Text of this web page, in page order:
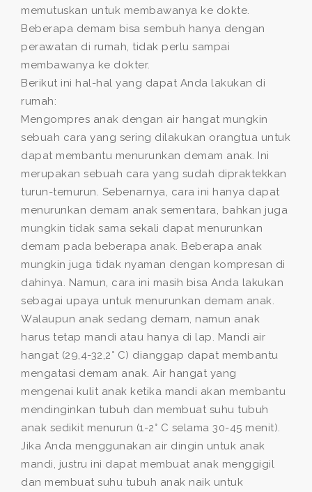
memutuskan untuk membawanya ke dokte.
Beberapa demam bisa sembuh hanya dengan
perawatan di rumah, tidak perlu sampai
membawanya ke dokter.
Berikut ini hal-hal yang dapat Anda lakukan di
rumah:
Mengompres anak dengan air hangat mungkin
sebuah cara yang sering dilakukan orangtua untuk
dapat membantu menurunkan demam anak. Ini
merupakan sebuah cara yang sudah dipraktekkan
turun-temurun. Sebenarnya, cara ini hanya dapat
menurunkan demam anak sementara, bahkan juga
mungkin tidak sama sekali dapat menurunkan
demam pada beberapa anak. Beberapa anak
mungkin juga tidak nyaman dengan kompresan di
dahinya. Namun, cara ini masih bisa Anda lakukan
sebagai upaya untuk menurunkan demam anak.
Walaupun anak sedang demam, namun anak
harus tetap mandi atau hanya di lap. Mandi air
hangat (29,4-32,2° C) dianggap dapat membantu
mengatasi demam anak. Air hangat yang
mengenai kulit anak ketika mandi akan membantu
mendinginkan tubuh dan membuat suhu tubuh
anak sedikit menurun (1-2° C selama 30-45 menit).
Jika Anda menggunakan air dingin untuk anak
mandi, justru ini dapat membuat anak menggigil
dan membuat suhu tubuh anak naik untuk